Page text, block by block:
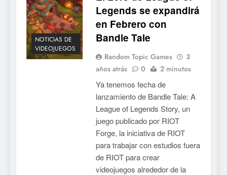
NOTICIAS DE
VIDEOJUEGOS
Legends se expandirá
en Febrero con
Bandle Tale
Random Topic Games
3
años atrás
0 2 minutos
Ya tenemos fecha de
lanzamiento de Bandle Tale: A
League of Legends Story, un
juego publicado por RIOT
Forge, la iniciativa de RIOT
para trabajar con estudios fuera
de RIOT para crear
videojuegos alrededor de la